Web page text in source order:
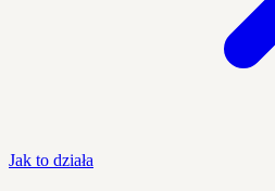
Jak to działa